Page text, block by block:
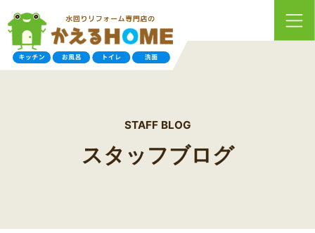
STAFF BLOG
スタッフブログ